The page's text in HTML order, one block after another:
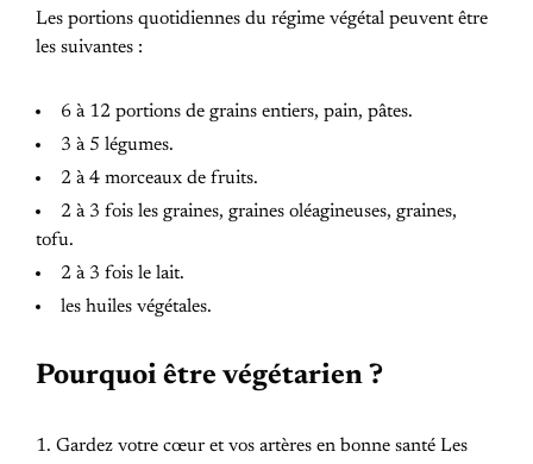
Les portions quotidiennes du régime végétal peuvent être
les suivantes :
6 à 12 portions de grains entiers, pain, pâtes.
3 à 5 légumes.
2 à 4 morceaux de fruits.
2 à 3 fois les graines, graines oléagineuses, graines,
tofu.
2 à 3 fois le lait.
les huiles végétales.
Pourquoi être végétarien ?
1. Gardez votre cœur et vos artères en bonne santé Les